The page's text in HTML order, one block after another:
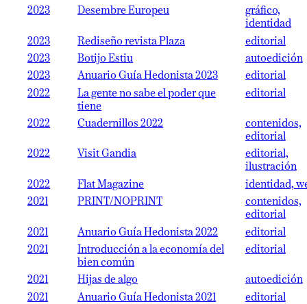
2023
Desembre Europeu
gráfico,
identidad
2023
Rediseño revista Plaza
editorial
2023
Botijo Estiu
autoedición
2023
Anuario Guía Hedonista 2023
editorial
2022
La gente no sabe el poder que
tiene
editorial
2022 Cuadernillos 2022
contenidos,
editorial
2022
Visit Gandia
editorial,
ilustración
2022
Flat Magazine
identidad,
2021
PRINT/NOPRINT
contenidos,
editorial
2021
Anuario Guía Hedonista 2022
editorial
2021
Introducción a la economía del
bien común
editorial
2021 Hijas de algo
autoedición
2021
Anuario Guía Hedonista 2021
editorial